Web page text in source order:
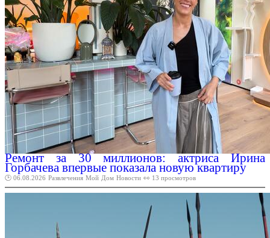
Ремонт за 30 миллионов: актриса Ирина
Горбачева впервые показала новую квартиру
🕑 06.08.2026 Развлечения Мой Дом Новости 👀 13 просмотров